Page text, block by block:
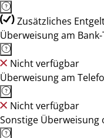
Zusätzliches
Überweisung am
Nicht verfügbar
Überweisung am
Nicht verfügbar
Sonstige Überweisung